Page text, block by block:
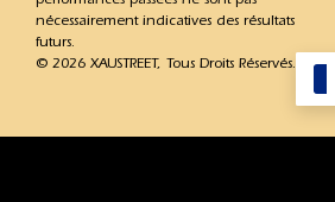
nécessairement indicatives des résultats
futurs.
© 2026 XAUSTREET, Tous Droits Réservés.